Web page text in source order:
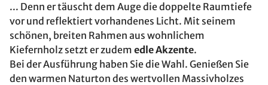
... Denn er täuscht dem Auge die doppelte Raumtiefe
vor und reflektiert vorhandenes Licht. Mit seinem
schönen, breiten Rahmen aus wohnlichem
Kiefernholz setzt er zudem edle Akzente.
Bei der Ausführung haben Sie die Wahl. Genießen Sie
den warmen Naturton des wertvollen Massivholzes